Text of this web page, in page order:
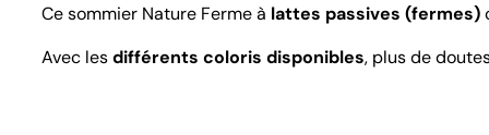
Ce sommier Nature Ferme à lattes passives (fermes)
Avec lesdifférents coloris disponibles, plus de